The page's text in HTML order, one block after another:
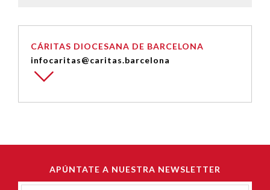
CÁRITAS DIOCESANA DE BARCELONA
infocaritas@caritas.barcelona
APÚNTATE A NUESTRA NEWSLETTER